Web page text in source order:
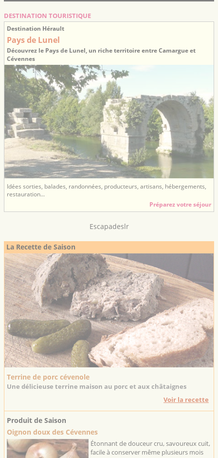
DESTINATION TOURISTIQUE
Destination Hérault
Pays de Lunel
Découvrez le Pays de Lunel, un riche territoire entre Camargue et
Cévennes
Idées sorties, balades, randonnées, producteurs, artisans, hébergements,
restauration...
Préparez votre séjour
Escapadeslr
La Recette de Saison
Terrine de porc cévenole
Une délicieuse terrine maison au porc et aux châtaignes
Voir la recette
Produit de Saison
Oignon doux des Cévennes
Étonnant de douceur cru, savoureux cuit,
facile à conserver même plusieurs mois